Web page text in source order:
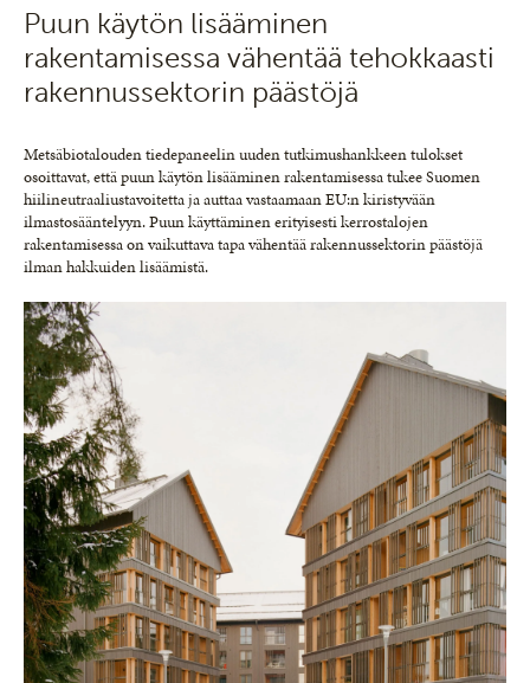
Puun käytön lisääminen
rakentamisessa vähentää tehokkaasti
rakennussektorin päästöjä
Metsäbiotalouden tiedepaneelin uuden tutkimushankkeen tulokset
osoittavat, että puun käytön lisääminen rakentamisessa tukee Suomen
hiilineutraaliustavoitetta ja auttaa vastaamaan EU:n kiristyvään
ilmastosääntelyyn. Puun käyttäminen erityisesti kerrostalojen
rakentamisessa on vaikuttava tapa vähentää rakennussektorin päästöjä
ilman hakkuiden lisäämistä.